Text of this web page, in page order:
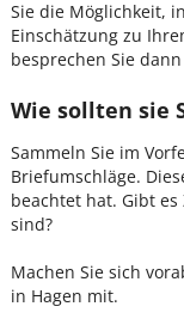
Sie die Möglichkeit,
Einschätzung zu
besprechen Sie
Wie sollten sie
Sammeln Sie im
Briefumschläge.
beachtet hat. Gibt
sind?
Machen Sie sich
in Hagen mit.